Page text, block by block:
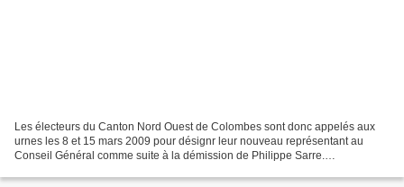
Les électeurs du Canton Nord Ouest de Colombes sont donc appelés aux
urnes les 8 et 15 mars 2009 pour désignr leur nouveau représentant au
Conseil Général comme suite à la démission de Philippe Sarre.